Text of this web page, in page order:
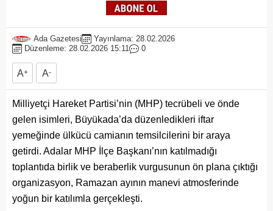
Ada Gazetesi
Yayınlama: 28.02.2026
Düzenleme: 28.02.2026 15:11
0
A+ A-
Milliyetçi Hareket Partisi’nin (MHP) tecrübeli ve önde
gelen isimleri, Büyükada’da düzenledikleri iftar
yemeğinde ülkücü camianın temsilcilerini bir araya
getirdi. Adalar MHP İlçe Başkanı’nın katılmadığı
toplantıda birlik ve beraberlik vurgusunun ön plana çıktığı
organizasyon, Ramazan ayının manevi atmosferinde
yoğun bir katılımla gerçekleşti.